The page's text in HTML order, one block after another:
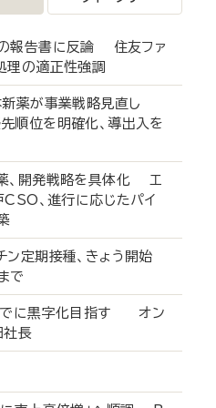
報告書に反論 住友ファ
理の適正性強調
新薬が事業戦略見直し
順位を明確化、導出入を
、開発戦略を具体化 エ
CSO、進行に応じたパイ
ン定期接種、きょう開始
で
に黒字化目指す オン
社長